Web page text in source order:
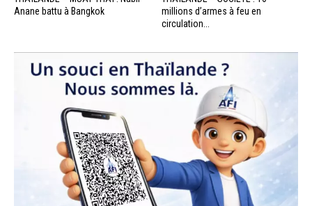
Anane battu à Bangkok
millions d’armes à feu en
circulation...